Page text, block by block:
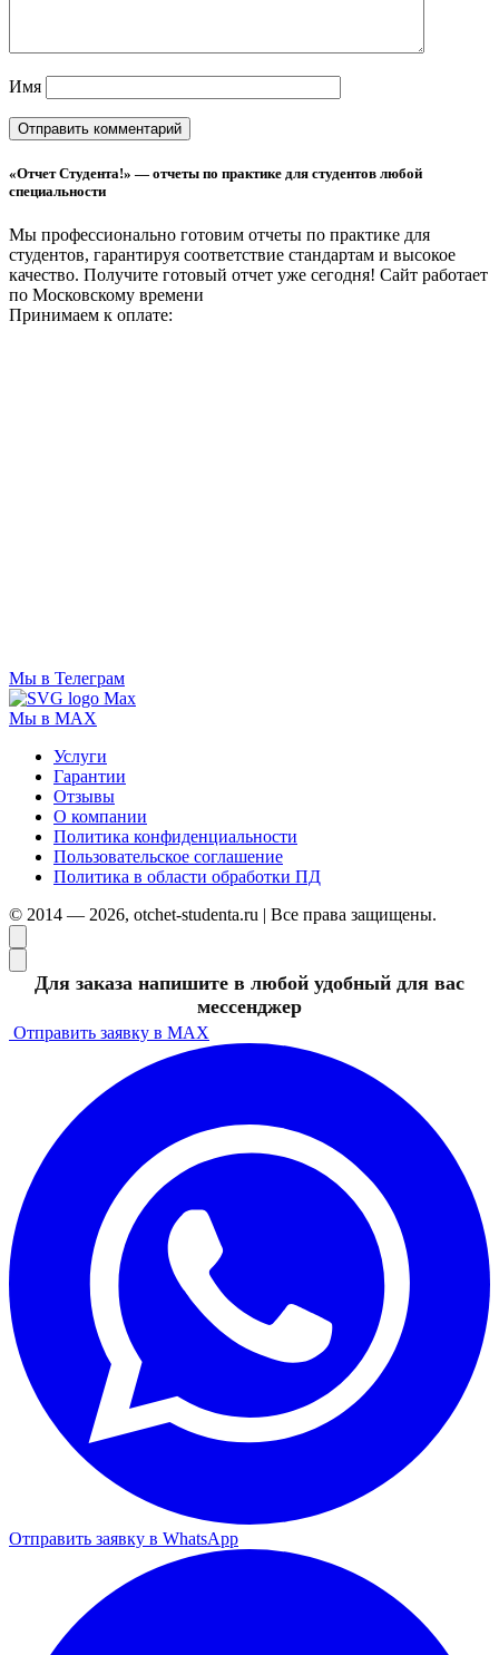
Имя
«Отчет Студента!» — отчеты по практике для студентов любой
специальности
Мы профессионально готовим отчеты по практике для
студентов, гарантируя соответствие стандартам и высокое
качество. Получите готовый отчет уже сегодня! Сайт работает
по Московскому времени
Принимаем к оплате:
Мы в Телеграм
Мы в MAX
Услуги
Гарантии
Отзывы
О компании
Политика конфиденциальности
Пользовательское соглашение
Политика в области обработки ПД
© 2014 — 2026, otchet-studenta.ru | Все права защищены.
Для заказа напишите в любой удобный для вас
мессенджер
Отправить заявку в MAX
Отправить заявку в WhatsApp